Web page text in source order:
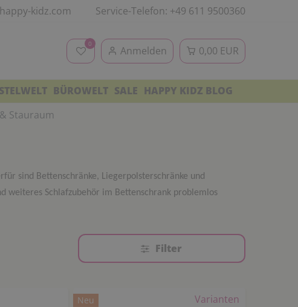
kidz.com Service-Telefon: +49 611 9500360
0
Anmelden 0,00 EUR
BÜROWELT SALE HAPPY KIDZ BLOG
Stauraum
sind Bettenschränke, Liegerpolsterschränke und
weiteres Schlafzubehör im Bettenschrank problemlos
Filter
Varianten
Neu